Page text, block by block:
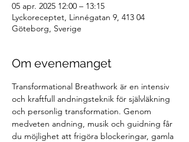
05 apr. 2025 12:00 – 13:15
Lyckoreceptet, Linnégatan 9, 413 04
Göteborg, Sverige
Om evenemanget
Transformational Breathwork är en intensiv
och kraftfull andningsteknik för självläkning
och personlig transformation. Genom
medveten andning, musik och guidning får
du möjlighet att frigöra blockeringar, gamla